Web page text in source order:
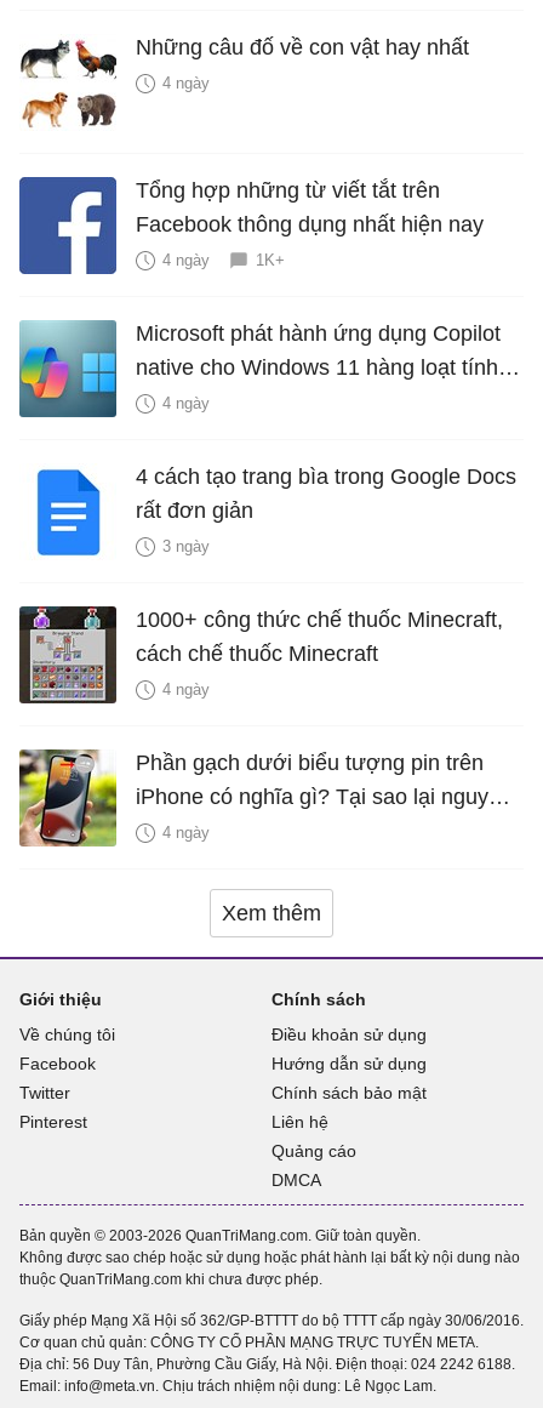
Những câu đố về con vật hay nhất
4 ngày
Tổng hợp những từ viết tắt trên
Facebook thông dụng nhất hiện nay
4 ngày 1K+
Microsoft phát hành ứng dụng Copilot
native cho Windows 11 hàng loạt tính
năng mới Hữu Ích
4 ngày
4 cách tạo trang bìa trong Google Docs
rất đơn giản
3 ngày
1000+ công thức chế thuốc Minecraft,
cách chế thuốc Minecraft
4 ngày
Phần gạch dưới biểu tượng pin trên
iPhone có nghĩa gì? Tại sao lại nguy
hiểm?
4 ngày
Xem thêm
Giới thiệu
Về chúng tôi
Facebook
Twitter
Pinterest
Chính sách
Điều khoản sử dụng
Hướng dẫn sử dụng
Chính sách bảo mật
Liên hệ
Quảng cáo
DMCA
Bản quyền © 2003-2026 QuanTriMang.com. Giữ toàn quyền.
Không được sao chép hoặc sử dụng hoặc phát hành lại bất kỳ nội dung nào
thuộc QuanTriMang.com khi chưa được phép.
Giấy phép Mạng Xã Hội số 362/GP-BTTTT do bộ TTTT cấp ngày 30/06/2016.
Cơ quan chủ quản: CÔNG TY CỔ PHẦN MẠNG TRỰC TUYẾN META.
Địa chỉ: 56 Duy Tân, Phường Cầu Giấy, Hà Nội. Điện thoại: 024 2242 6188.
Email: info@meta.vn. Chịu trách nhiệm nội dung: Lê Ngọc Lam.